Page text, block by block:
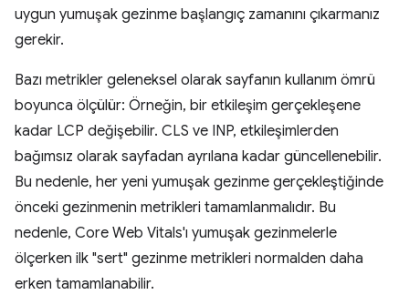
uygun yumuşak gezinme başlangıç zamanını çıkarmanız
gerekir.
Bazı metrikler geleneksel olarak sayfanın kullanım ömrü
boyunca ölçülür: Örneğin, bir etkileşim gerçekleşene
kadar LCP değişebilir. CLS ve INP, etkileşimlerden
bağımsız olarak sayfadan ayrılana kadar güncellenebilir.
Bu nedenle, her yeni yumuşak gezinme gerçekleştiğinde
önceki gezinmenin metrikleri tamamlanmalıdır. Bu
nedenle, Core Web Vitals'ı yumuşak gezinmelerle
ölçerken ilk "sert" gezinme metrikleri normalden daha
erken tamamlanabilir.